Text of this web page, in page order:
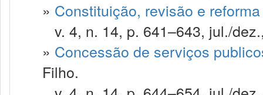
» Constituição, revisão e
v. 4, n. 14, p. 641–643, jul./
» Concessão de serviços
Filho.